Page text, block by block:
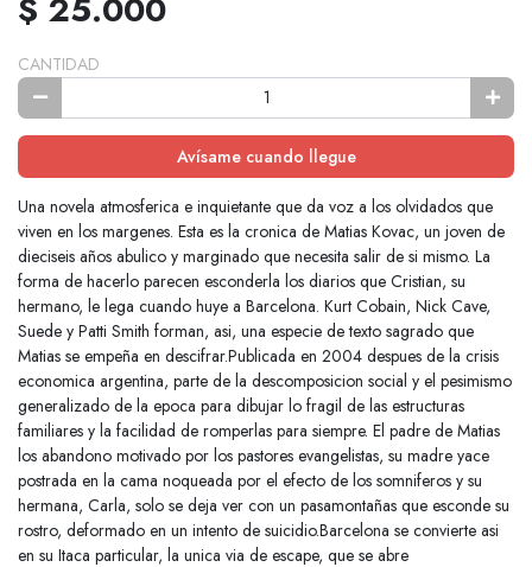
$ 25.000
CANTIDAD
Avísame cuando llegue
Una novela atmosferica e inquietante que da voz a los olvidados que
viven en los margenes. Esta es la cronica de Matias Kovac, un joven de
dieciseis años abulico y marginado que necesita salir de si mismo. La
forma de hacerlo parecen esconderla los diarios que Cristian, su
hermano, le lega cuando huye a Barcelona. Kurt Cobain, Nick Cave,
Suede y Patti Smith forman, asi, una especie de texto sagrado que
Matias se empeña en descifrar.Publicada en 2004 despues de la crisis
economica argentina, parte de la descomposicion social y el pesimismo
generalizado de la epoca para dibujar lo fragil de las estructuras
familiares y la facilidad de romperlas para siempre. El padre de Matias
los abandono motivado por los pastores evangelistas, su madre yace
postrada en la cama noqueada por el efecto de los somniferos y su
hermana, Carla, solo se deja ver con un pasamontañas que esconde su
rostro, deformado en un intento de suicidio.Barcelona se convierte asi
en su Itaca particular, la unica via de escape, que se abre